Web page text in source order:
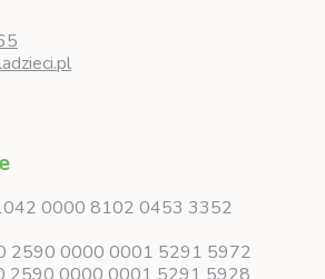
0000 8102 0453 3352
2590 0000 0001 5291 5972